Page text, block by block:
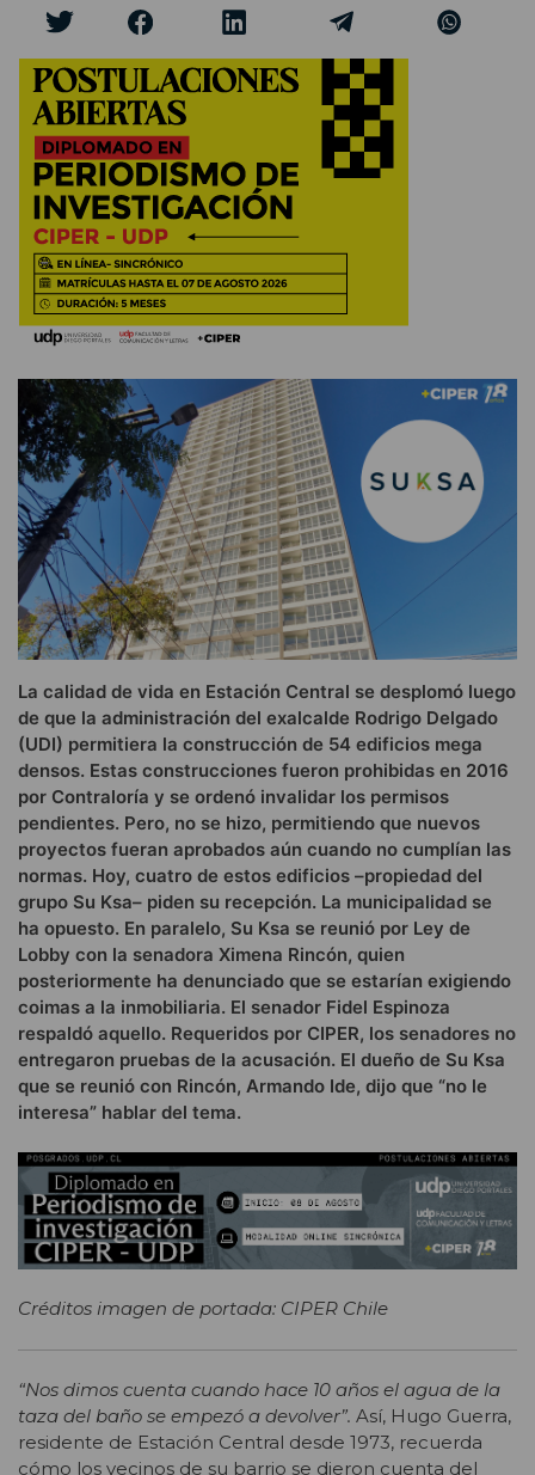
La calidad de vida en Estación Central se desplomó luego
de que la administración del exalcalde Rodrigo Delgado
(UDI) permitiera la construcción de 54 edificios mega
densos. Estas construcciones fueron prohibidas en 2016
por Contraloría y se ordenó invalidar los permisos
pendientes. Pero, no se hizo, permitiendo que nuevos
proyectos fueran aprobados aún cuando no cumplían las
normas. Hoy, cuatro de estos edificios –propiedad del
grupo Su Ksa– piden su recepción. La municipalidad se
ha opuesto. En paralelo, Su Ksa se reunió por Ley de
Lobby con la senadora Ximena Rincón, quien
posteriormente ha denunciado que se estarían exigiendo
coimas a la inmobiliaria. El senador Fidel Espinoza
respaldó aquello. Requeridos por CIPER, los senadores no
entregaron pruebas de la acusación. El dueño de Su Ksa
que se reunió con Rincón, Armando Ide, dijo que “no le
interesa” hablar del tema.
Créditos imagen de portada: CIPER Chile
“Nos dimos cuenta cuando hace 10 años el agua de la
taza del baño se empezó a devolver”. Así, Hugo Guerra,
residente de Estación Central desde 1973, recuerda
cómo los vecinos de su barrio se dieron cuenta del